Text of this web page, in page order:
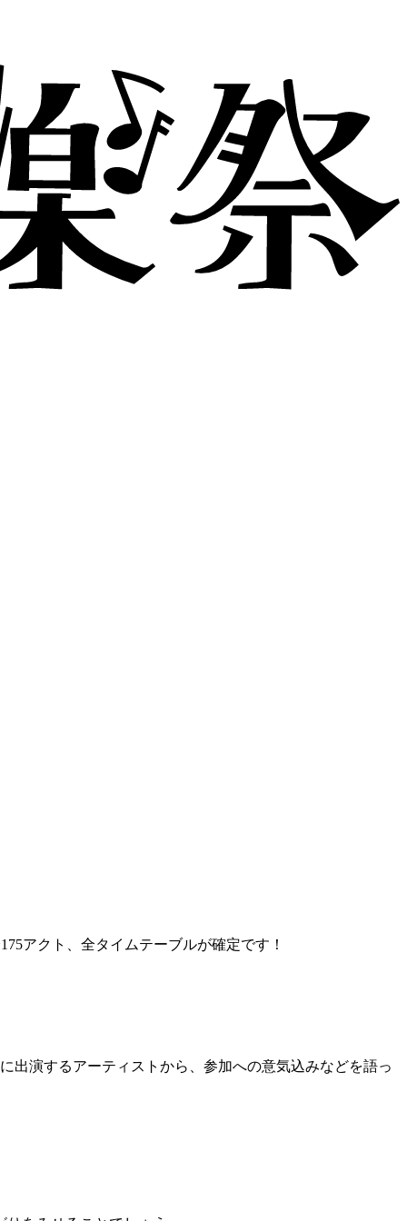
アクト、全タイムテーブルが確定です！
出演するアーティストから、参加への意気込みなどを語っ